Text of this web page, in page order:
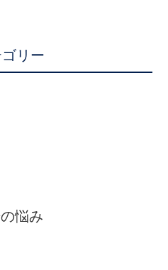
リー
悩み